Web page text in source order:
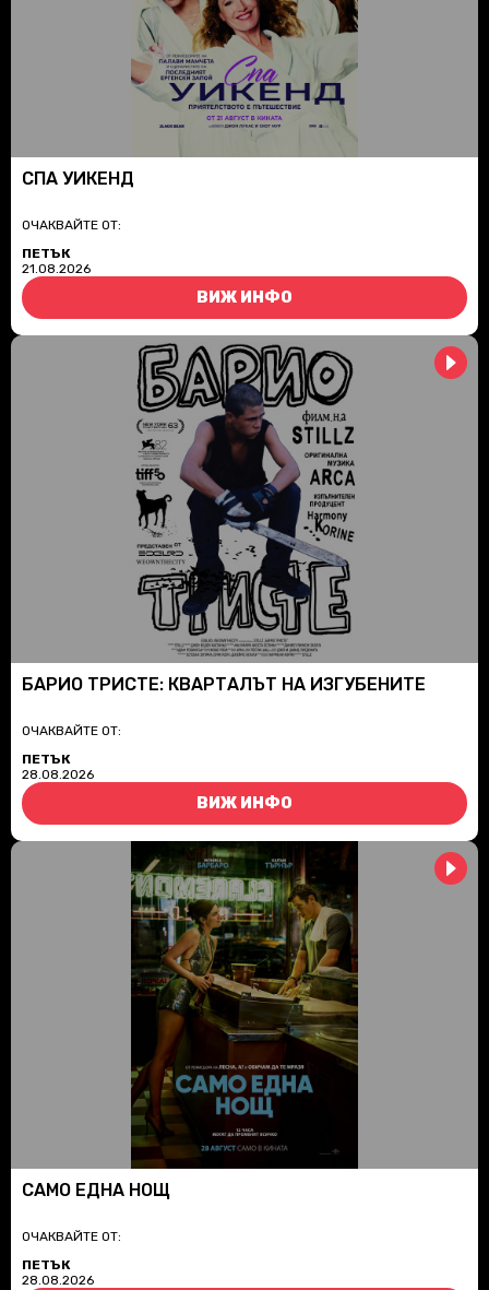
СПА УИКЕНД
ОЧАКВАЙТЕ ОТ:
ПЕТЪК
21.08.2026
ВИЖ ИНФО
БАРИО ТРИСТЕ: КВАРТАЛЪТ НА ИЗГУБЕНИТЕ
ОЧАКВАЙТЕ ОТ:
ПЕТЪК
28.08.2026
ВИЖ ИНФО
САМО ЕДНА НОЩ
ОЧАКВАЙТЕ ОТ:
ПЕТЪК
28.08.2026